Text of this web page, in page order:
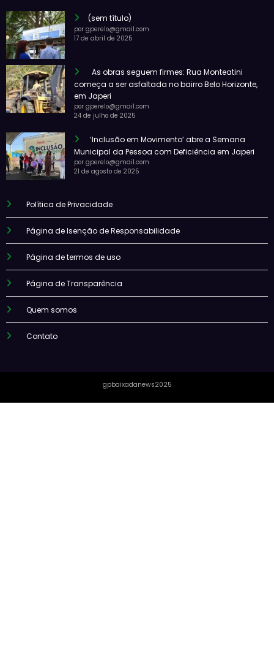
(sem título)
por gperelo@gmail.com
17 de abril de 2025
As obras seguem firmes: Rua Monteatini
começa a ser asfaltada no bairro Belo Horizonte,
em Japeri
por gperelo@gmail.com
24 de julho de 2025
‘Inclusão em Movimento’ abre a Semana
Municipal da Pessoa com Deficiência em Japeri
por gperelo@gmail.com
21 de agosto de 2025
Política de Privacidade
Página de Isenção de Responsabilidade
Página de termos de uso
Página de Transparência
Quem somos
Contato
gpbaixadanews2025